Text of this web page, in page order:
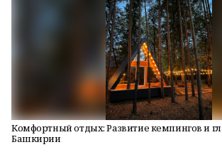
Комфортный отдых: Развитие кемпингов и
Башкирии